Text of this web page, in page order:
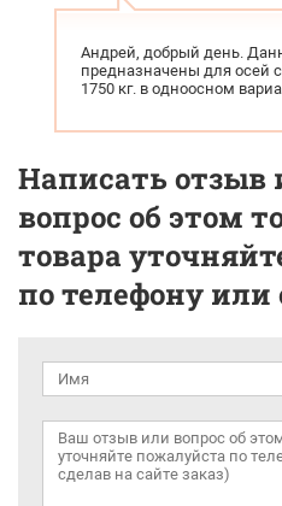
Андрей, добрый день.
предназначены для осей
1750 кг. в одноосном
Написать отзыв
вопрос об этом
товара
по телефону или